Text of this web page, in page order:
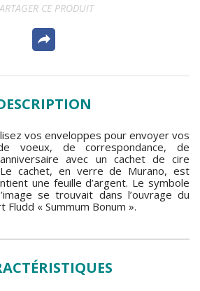
CE PRODUIT
vos enveloppes pour envoyer vos
voeux, de correspondance, de
avec un cachet de cire
cachet, en verre de Murano, est
une feuille d’argent. Le symbole
se trouvait dans l’ouvrage du
« Summum Bonum ».